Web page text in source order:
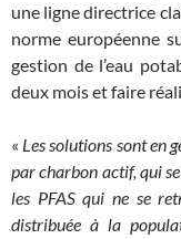
une ligne directrice
norme européenne
gestion de l’eau
deux mois et faire
« Les solutions sont en
par charbon actif, qui
les PFAS qui ne se
distribuée à la